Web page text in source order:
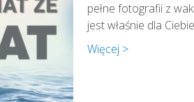
pełne fotografii z
jest właśnie dla
Więcej >